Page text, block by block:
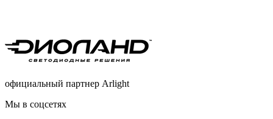
официальный партнер Arlight
Мы в соцсетях